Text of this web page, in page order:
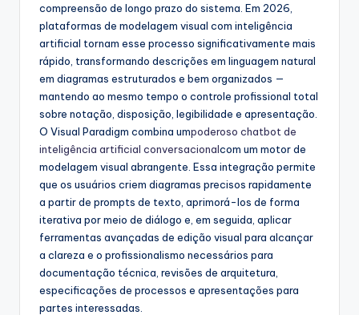
si
&
S
o
compreensão de longo prazo do sistema. Em 2026,
plataformas de modelagem visual com inteligência
artificial tornam esse processo significativamente mais
rápido, transformando descrições em linguagem natural
em diagramas estruturados e bem organizados —
mantendo ao mesmo tempo o controle profissional total
sobre notação, disposição, legibilidade e apresentação.
O Visual Paradigm combina umpoderoso chatbot de
inteligência artificial conversacionalcom um motor de
modelagem visual abrangente. Essa integração permite
que os usuários criem diagramas precisos rapidamente
a partir de prompts de texto, aprimorá-los de forma
iterativa por meio de diálogo e, em seguida, aplicar
ferramentas avançadas de edição visual para alcançar
a clareza e o profissionalismo necessários para
documentação técnica, revisões de arquitetura,
especificações de processos e apresentações para
partes interessadas.